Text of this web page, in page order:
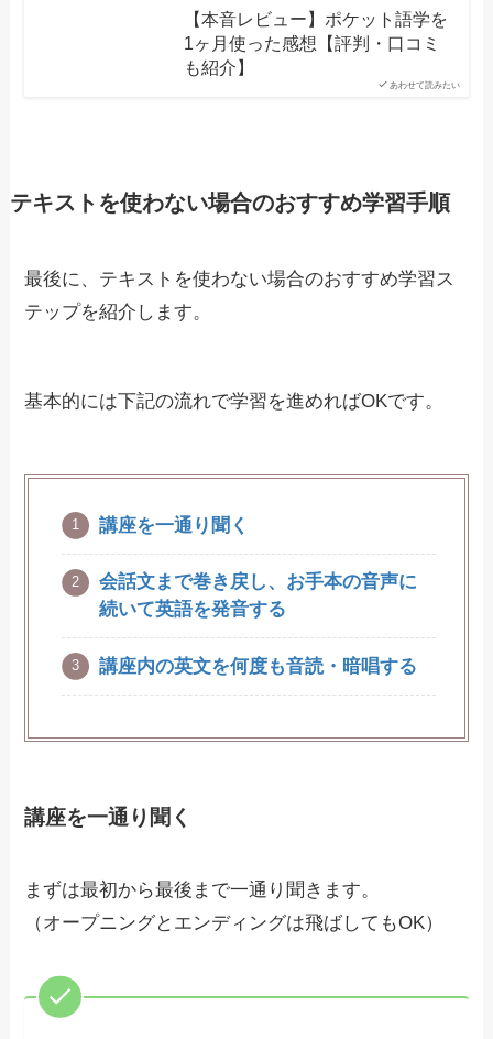
あわせて読みたい
【本音レビュー】ポケット語学を
1ヶ月使った感想【評判・口コミ
も紹介】
テキストを使わない場合のおすすめ学習手順
最後に、テキストを使わない場合のおすすめ学習ス
テップを紹介します。
基本的には下記の流れで学習を進めればOKです。
講座を一通り聞く
会話文まで巻き戻し、お手本の音声に
続いて英語を発音する
講座内の英文を何度も音読・暗唱する
講座を一通り聞く
まずは最初から最後まで一通り聞きます。
（オープニングとエンディングは飛ばしてもOK）